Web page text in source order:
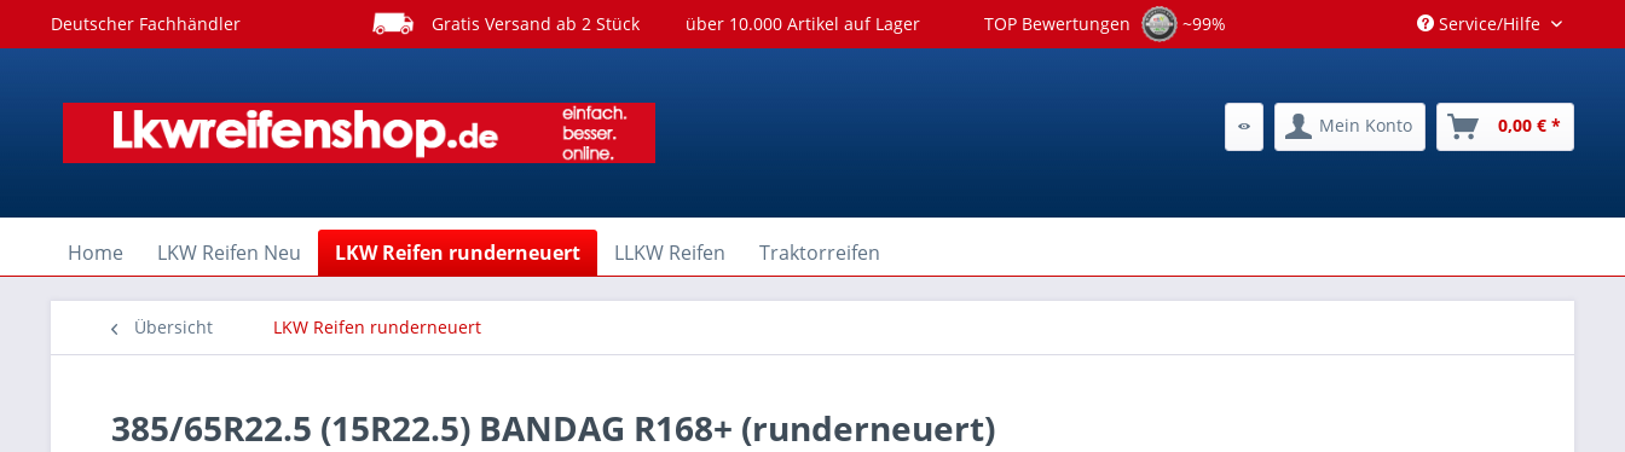
Deutscher Fachhändler Gratis Versand ab 2 Stück über 10.000 Artikel auf Lager TOP Bewertungen ~99% Service/Hilfe
Mein Konto 0,00 € *
Home LKW Reifen Neu LKW Reifen runderneuert LLKW Reifen Traktorreifen
Übersicht LKW Reifen runderneuert
385/65R22.5 (15R22.5) BANDAG R168+ (runderneuert)